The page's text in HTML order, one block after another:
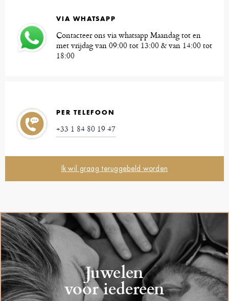
VIA WHATSAPP
Contacteer ons via whatsapp Maandag tot en
met vrijdag van 09:00 tot 13:00 & van 14:00 tot
18:00
PER TELEFOON
+33 1 84 80 19 47
Ik wil graag teruggebeld worden
Juwelen
voor iedereen